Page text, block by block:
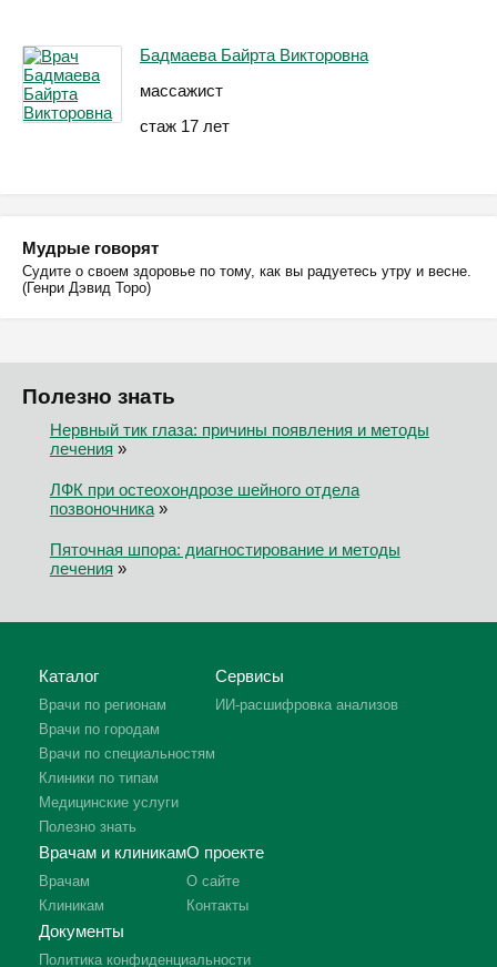
Бадмаева Байрта Викторовна
массажист
стаж 17 лет
Мудрые говорят
Судите о своем здоровье по тому, как вы радуетесь утру и весне.
(Генри Дэвид Торо)
Полезно знать
Нервный тик глаза: причины появления и методы
лечения »
ЛФК при остеохондрозе шейного отдела
позвоночника»
Пяточная шпора: диагностирование и методы
лечения »
Каталог
Врачи по регионам
Врачи по городам
Врачи по специальностям
Клиники по типам
Медицинские услуги
Полезно знать
Сервисы
ИИ-расшифровка анализов
Врачам и клиникам
Врачам
Клиникам
О проекте
О сайте
Контакты
Документы
Политика конфиденциальности